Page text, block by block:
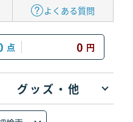
よくある質問
点 0 円
グッズ・他